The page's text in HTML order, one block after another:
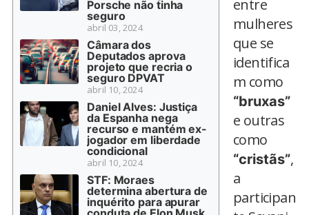
Porsche não tinha
seguro
abril 03, 2024
Câmara dos
Deputados aprova
projeto que recria o
seguro DPVAT
abril 10, 2024
Daniel Alves: Justiça
da Espanha nega
recurso e mantém ex-
jogador em liberdade
condicional
abril 10, 2024
STF: Moraes
determina abertura de
inquérito para apurar
entre
mulheres
que se
identifica
m como
“bruxas”
e outras
como
“cristãs”,
a
participan